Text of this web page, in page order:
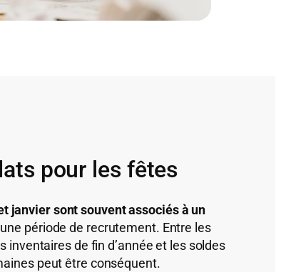
pour les fêtes
janvier sont souvent associés à un
période de recrutement. Entre les
inventaires de fin d’année et les soldes
peut être conséquent.